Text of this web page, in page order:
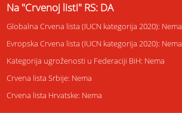
Na "Crvenoj listi" RS: DA
Globalna Crvena lista (IUCN kategorija 2020): Nema
Evropska Crvena lista (IUCN kategorija 2020): Nema
Kategorija ugroženosti u Federaciji BiH: Nema
Crvena lista Srbije: Nema
Crvena lista Hrvatske: Nema